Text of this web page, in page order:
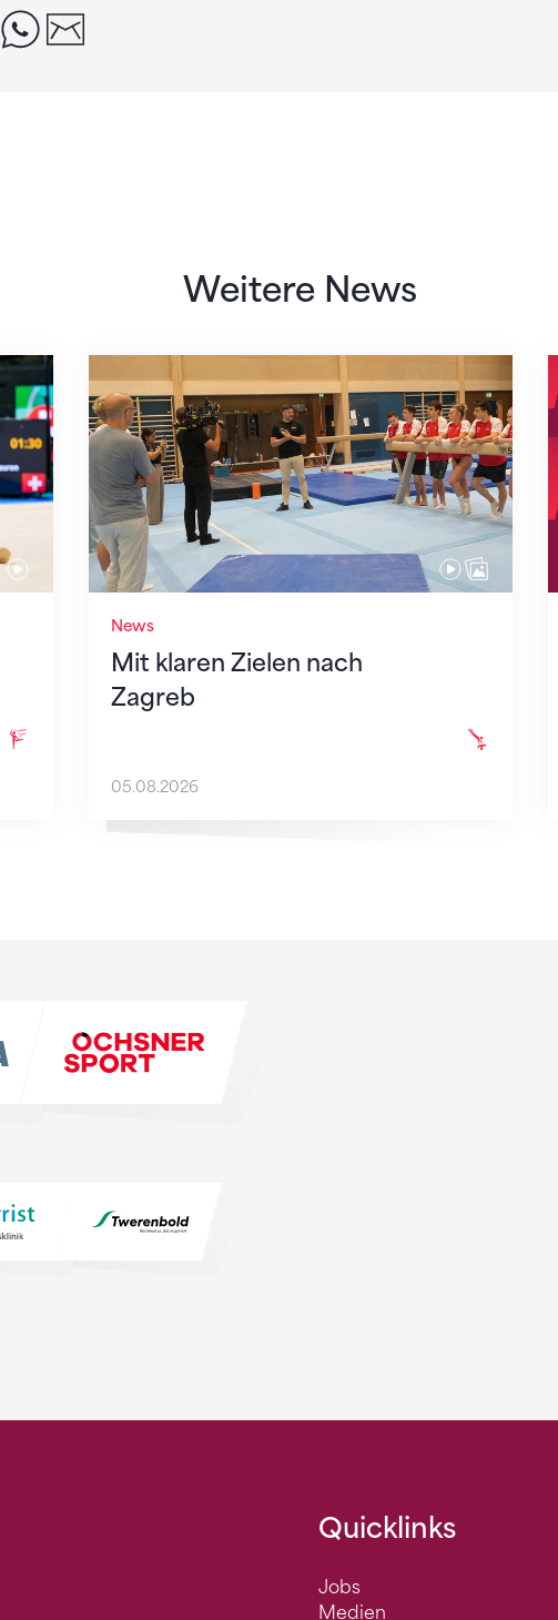
linkedinwhatsapp
Weitere News
News
Mit klaren Zielen nach
Zagreb
Mit klaren Zielen nach Zagreb
05.08.2026
Quicklinks
Jobs
Medien